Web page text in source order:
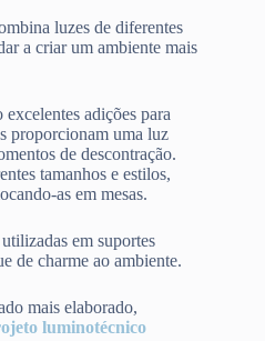
luzes de diferentes
a criar um ambiente mais
excelentes adições para
proporcionam uma luz
de descontração.
tamanhos e estilos,
as em mesas.
em suportes
de charme ao ambiente.
mais elaborado,
luminotécnico